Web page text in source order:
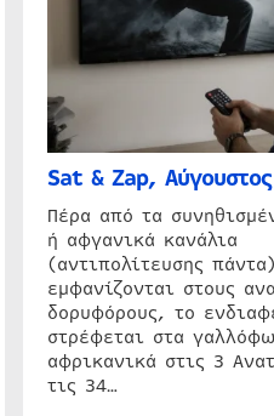
Sat & Zap,
Πέρα από τα
ή αφγανικά κανάλια
(αντιπολίτευσης
εμφανίζονται στους
δορυφόρους, το
στρέφεται στα
αφρικανικά στις 3
τις 34…